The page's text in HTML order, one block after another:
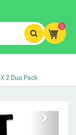
0
2 Duo Pack